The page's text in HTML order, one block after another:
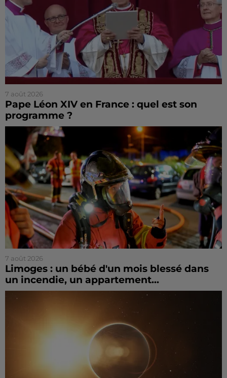
7 août 2026
Pape Léon XIV en France : quel est son
programme ?
7 août 2026
Limoges : un bébé d'un mois blessé dans
un incendie, un appartement...